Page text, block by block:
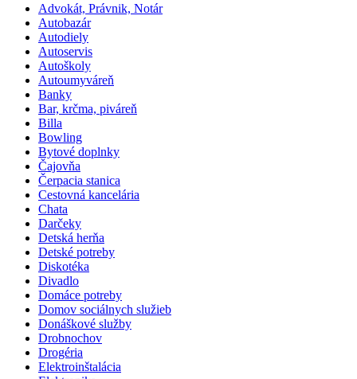
Advokát, Právnik, Notár
Autobazár
Autodiely
Autoservis
Autoškoly
Autoumyváreň
Banky
Bar, krčma, piváreň
Billa
Bowling
Bytové doplnky
Čajovňa
Čerpacia stanica
Cestovná kancelária
Chata
Darčeky
Detská herňa
Detské potreby
Diskotéka
Divadlo
Domáce potreby
Domov sociálnych služieb
Donáškové služby
Drobnochov
Drogéria
Elektroinštalácia